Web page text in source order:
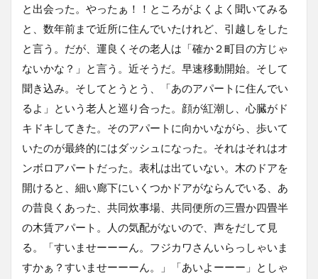
と出会った。やったぁ！！ところがよくよく聞いてみる
と、数年前まで近所に住んでいたけれど、引越しをした
と言う。だが、運良くその老人は「確か２町目の方じゃ
ないかな？」と言う。近そうだ。早速移動開始。そして
聞き込み。そしてとうとう、「あのアパートに住んでい
るよ」という老人と巡り合った。顔が紅潮し、心臓がド
キドキしてきた。そのアパートに向かいながら、歩いて
いたのが最終的にはダッシュになった。それはそれはオ
ンボロアパートだった。表札は出ていない。木のドアを
開けると、細い廊下にいくつかドアがならんでいる、あ
の昔良くあった、共同炊事場、共同便所の三畳か四畳半
の木賃アパート。人の気配がないので、声をだして見
る。「すいませーーーん。フジカワさんいらっしゃいま
すかぁ？すいませーーーん。」「あいよーーー」としゃ